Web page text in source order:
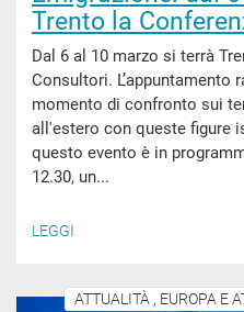
Trento la
Dal 6 al 10 marzo si terrà
Consultori. L’appuntamento
momento di confronto sui
all'estero con queste figure
questo evento è in
12.30, un...
LEGGI
ATTUALITÀ , EUROPA E